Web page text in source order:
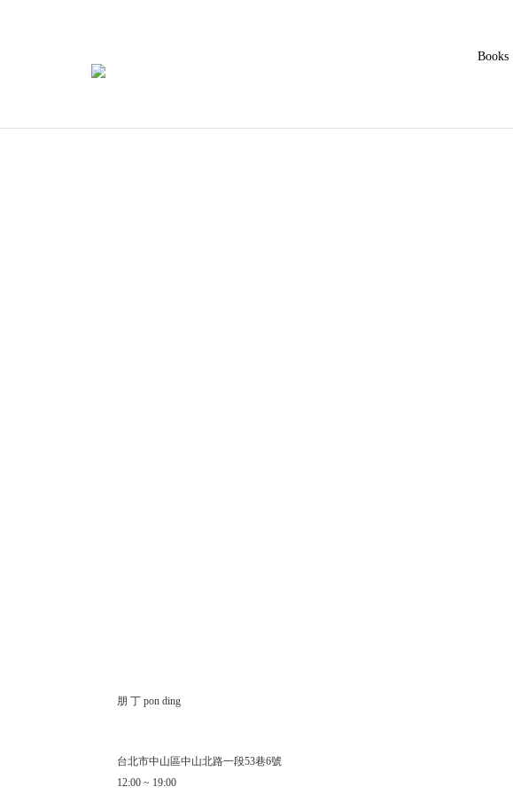
Books
朋 丁 pon ding
台北市中山區中山北路一段53巷6號
12:00 ~ 19:00